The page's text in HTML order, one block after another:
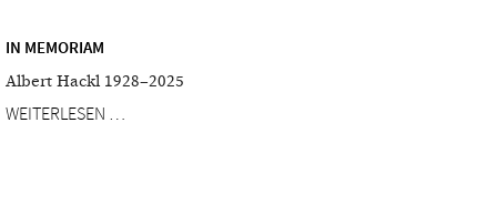
IN MEMORIAM
Albert Hackl 1928–2025
WEITERLESEN …